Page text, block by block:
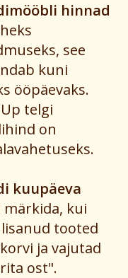
hinnad
see
kuni
ööpäevaks.
telgi
on
kuupäeva
märkida, kui
tooted
ja vajutad
ost".